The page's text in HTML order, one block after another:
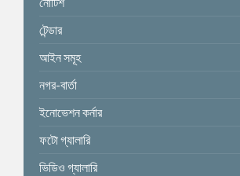
টেন্ডার
আইন সমূহ
নগর-বার্তা
ইনোভেশন কর্নার
ফটো গ্যালারি
ভিডিও গ্যালারি